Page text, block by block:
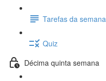
Tarefas da semana
Quiz
Décima quinta semana